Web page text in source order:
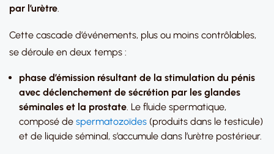
par l’urètre.
Cette cascade d’événements, plus ou moins contrôlables,
se déroule en deux temps :
phase d’émission résultant de la stimulation du pénis
avec déclenchement de sécrétion par les glandes
séminales et la prostate. Le fluide spermatique,
composé de spermatozoïdes (produits dans le testicule)
et de liquide séminal, s’accumule dans l’urètre postérieur.